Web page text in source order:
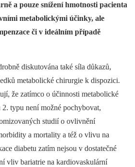
a pouze snížení hmotnosti pacienta
metabolickými účinky, ale
či v ideálním případě
diskutována také síla důkazů,
metabolické chirurgie k dispozici.
že zatímco o účinnosti metabolické
typu není možné pochybovat,
studií o ovlivnění
a mortality a též o vlivu na
diabetu zatím nejsou v dostatečné
vliv bariatrie na kardiovaskulární